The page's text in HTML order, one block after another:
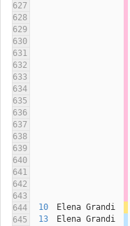
627
628
629
630
631
632
633
634
635
636
637
638
639
640
641
642
643
644
10
Elena Grandi
645
13 Elena Grandi